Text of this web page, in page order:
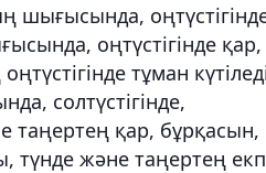
шығысында,
оңтүстігінде қар,
тұман
солтүстігінде,
таңертең қар, бұрқасын,
түнде және таңертең